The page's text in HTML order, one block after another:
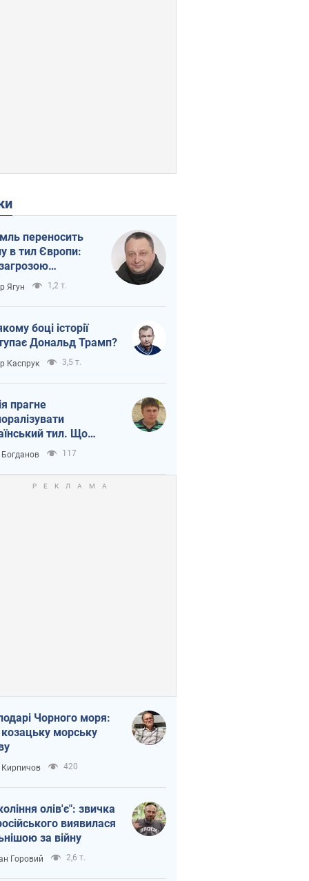
переносить
в тил Європи:
логістика
Ягун 1,2 т.
боці історії
Дональд Трамп?
Каспрук 3,5 т.
прагне
тил. Що
собі нагадати
Богданов 117
Чорного моря:
морську
Кирпичов 420
олів'є": звичка
виявилася
за війну
Горовий 2,6 т.